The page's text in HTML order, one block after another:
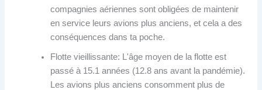
compagnies aériennes sont obligées de maintenir
en service leurs avions plus anciens, et cela a des
conséquences dans ta poche.
Flotte vieillissante: L'âge moyen de la flotte est
passé à 15.1 années (12.8 ans avant la pandémie).
Les avions plus anciens consomment plus de